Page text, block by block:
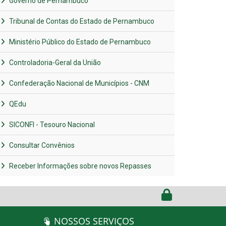
Tribunal de Contas do Estado de Pernambuco
Ministério Público do Estado de Pernambuco
Controladoria-Geral da União
Confederação Nacional de Municípios - CNM
QEdu
SICONFI - Tesouro Nacional
Consultar Convênios
Receber Informações sobre novos Repasses
NOSSOS SERVIÇOS